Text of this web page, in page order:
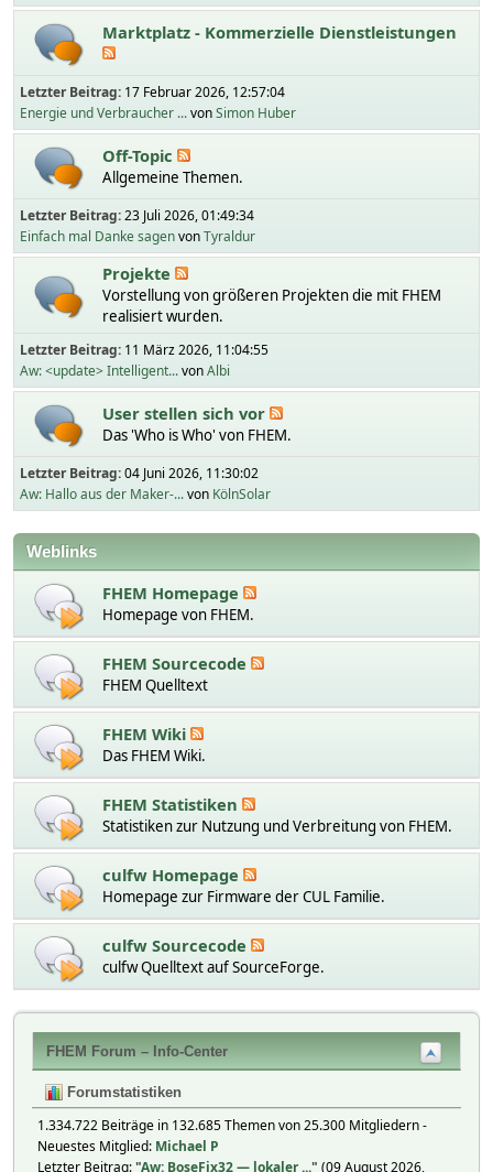
Marktplatz - Kommerzielle Dienstleistungen
Letzter Beitrag: 17 Februar 2026, 12:57:04
Energie und Verbraucher ...vonSimon Huber
Off-Topic
Allgemeine Themen.
Letzter Beitrag:23 Juli 2026, 01:49:34
Einfach mal Danke sagenvonTyraldur
Projekte
Vorstellung von größeren Projekten die mit FHEM
realisiert wurden.
Letzter Beitrag: 11 März 2026, 11:04:55
Aw: <update> Intelligent...vonAlbi
User stellen sich vor
Das 'Who is Who' von FHEM.
Letzter Beitrag:04 Juni 2026, 11:30:02
Aw: Hallo aus der Maker-...von KölnSolar
Weblinks
FHEM Homepage
Homepage von FHEM.
FHEM Sourcecode
FHEM Quelltext
FHEM Wiki
Das FHEM Wiki.
FHEM Statistiken
Statistiken zur Nutzung und Verbreitung von FHEM.
culfw Homepage
Homepage zur Firmware der CUL Familie.
culfw Sourcecode
culfw Quelltext auf SourceForge.
FHEM Forum – Info-Center
Forumstatistiken
1.334.722 Beiträge in 132.685 Themen von 25.300 Mitgliedern -
Neuestes Mitglied: Michael P
Letzter Beitrag:"Aw: BoseFix32 — lokaler ..." (09 August 2026,